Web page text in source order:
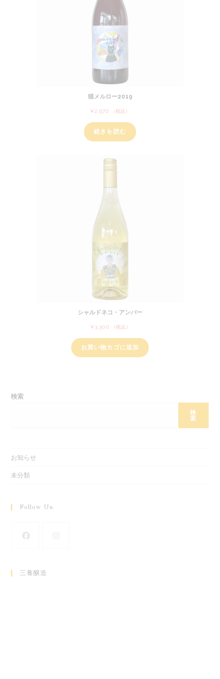
猫メルロー2019
¥2,970 （税込）
続きを読む
シャルドネコ・アンバー
¥3,300 （税込）
お買い物カゴに追加
検索
検
索
お知らせ
未分類
Follow Us
い
三養醸造